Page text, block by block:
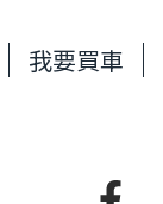
我要買車